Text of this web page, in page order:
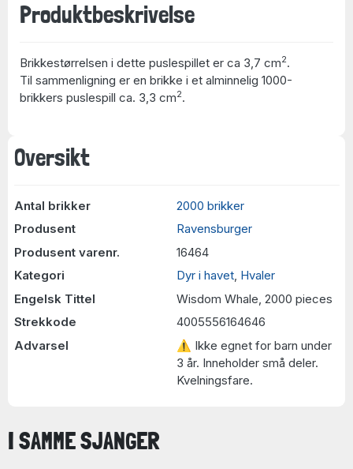
Oversikt
Antal brikker
2000 brikker
Produsent
Ravensburger
Produsent varenr.
16464
Kategori
Dyr i havet, Hvaler
Engelsk Tittel
Wisdom Whale, 2000 pieces
Strekkode
4005556164646
Advarsel
⚠ Ikke egnet for barn under
3 år. Inneholder små deler.
Kvelningsfare.
Produktbeskrivelse
Brikkestørrelsen i dette puslespillet er ca 3,7 cm2.
Til sammenligning er en brikke i et alminnelig 1000-
brikkers puslespill ca. 3,3 cm2.
I SAMME SJANGER